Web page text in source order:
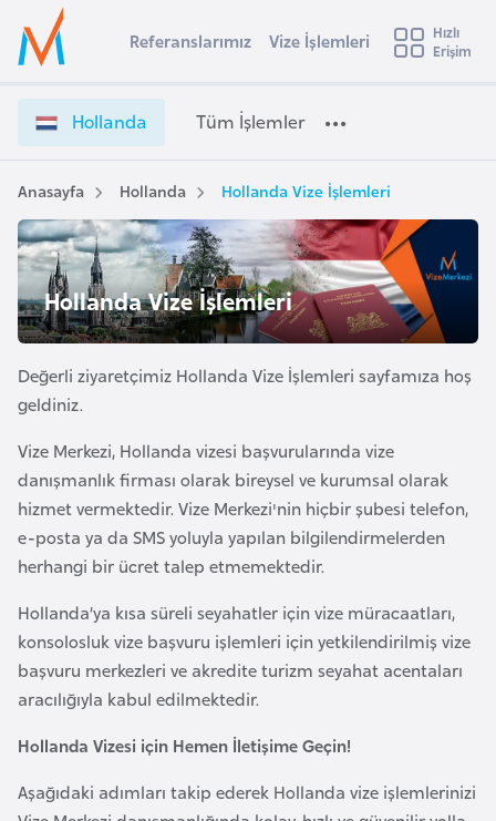
Ülke Seçimi
Başvuru yapmak istediğiniz ülkeyi seçin
Üye
Girişi
o
l
a
n
d
a
V
i
z
e
İ
e
m
l
e
r
e
i
Referanslarımız Vize İşlemleri
Hızlı
Erişim
Hollanda Tüm İşlemler
Anasayfa Hollanda Hollanda Vize İşlemleri
Hollanda Vize İşlemleri
Değerli ziyaretçimiz Hollanda Vize İşlemleri sayfamıza hoş
geldiniz.
Vize Merkezi, Hollanda vizesi başvurularında vize
danışmanlık firması olarak bireysel ve kurumsal olarak
hizmet vermektedir. Vize Merkezi'nin hiçbir şubesi telefon,
e-posta ya da SMS yoluyla yapılan bilgilendirmelerden
herhangi bir ücret talep etmemektedir.
Hollanda’ya kısa süreli seyahatler için vize müracaatları,
konsolosluk vize başvuru işlemleri için yetkilendirilmiş vize
başvuru merkezleri ve akredite turizm seyahat acentaları
aracılığıyla kabul edilmektedir.
Hollanda Vizesi için Hemen İletişime Geçin!
Aşağıdaki adımları takip ederek Hollanda vize işlemlerinizi
s
t
r
a
A
v
u
t
u
r
y
a
A
z
e
r
b
a
y
a